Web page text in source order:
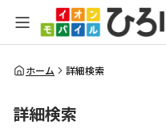
全体検索
ホーム 詳細検索
詳細検索